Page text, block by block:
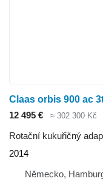
Claas orbis 900 ac
12 495 €
≈ 302 300 Kč
Rotační kukuřičný
2014
Německo,